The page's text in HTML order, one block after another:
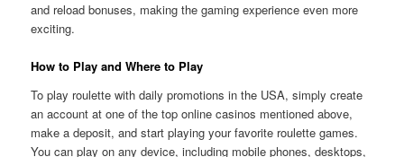
and reload bonuses, making the gaming experience even more
exciting.
How to Play and Where to Play
To play roulette with daily promotions in the USA, simply create
an account at one of the top online casinos mentioned above,
make a deposit, and start playing your favorite roulette games.
You can play on any device, including mobile phones, desktops,